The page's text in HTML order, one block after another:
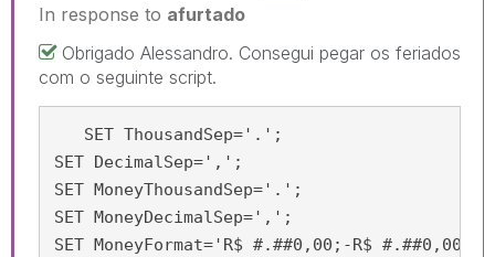
In response to afurtado
Obrigado Alessandro. Consegui pegar os feriados
com o seguinte script.
SET ThousandSep='.';
SET DecimalSep=',';
SET MoneyThousandSep='.';
SET MoneyDecimalSep=',';
SET MoneyFormat='R$ #.##0,00;-R$ #.##0,00';